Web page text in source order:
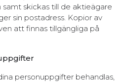
skickas till de aktieägare
sin postadress. Kopior av
att finnas tillgängliga på
personuppgifter behandlas,